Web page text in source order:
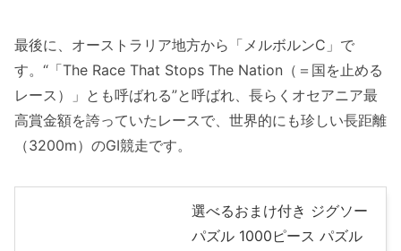
最後に、オーストラリア地方から「メルボルンC」で
す。“「The Race That Stops The Nation（＝国を止める
レース）」とも呼ばれる”と呼ばれ、長らくオセアニア最
高賞金額を誇っていたレースで、世界的にも珍しい長距離
（3200m）のGI競走です。
選べるおまけ付き ジグソー
パズル 1000ピース パズル